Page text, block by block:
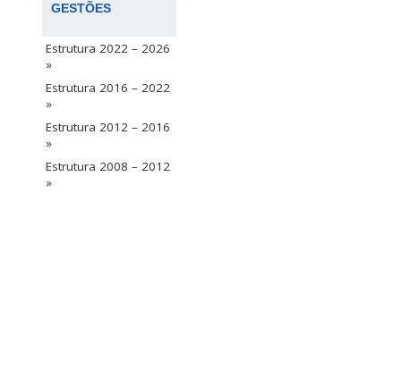
GESTÕES
Estrutura 2022 – 2026
»
Estrutura 2016 – 2022
»
Estrutura 2012 – 2016
»
Estrutura 2008 – 2012
»